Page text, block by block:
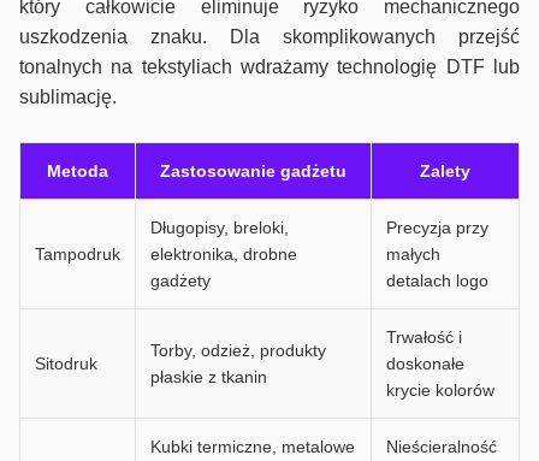
który całkowicie eliminuje ryzyko mechanicznego
uszkodzenia znaku. Dla skomplikowanych przejść
tonalnych na tekstyliach wdrażamy technologię DTF lub
sublimację.
Metoda Zastosowanie gadżetu Zalety
Tampodruk
Długopisy, breloki,
elektronika, drobne
gadżety
Precyzja przy
małych
detalach logo
Sitodruk
Torby, odzież, produkty
płaskie z tkanin
Trwałość i
doskonałe
krycie kolorów
Kubki termiczne, metalowe
Nieścieralność